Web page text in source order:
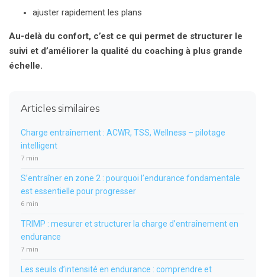
ajuster rapidement les plans
Au-delà du confort, c’est ce qui permet de structurer le
suivi et d’améliorer la qualité du coaching à plus grande
échelle.
Articles similaires
Charge entraînement : ACWR, TSS, Wellness – pilotage
intelligent
7 min
S’entraîner en zone 2 : pourquoi l’endurance fondamentale
est essentielle pour progresser
6 min
TRIMP : mesurer et structurer la charge d’entraînement en
endurance
7 min
Les seuils d’intensité en endurance : comprendre et